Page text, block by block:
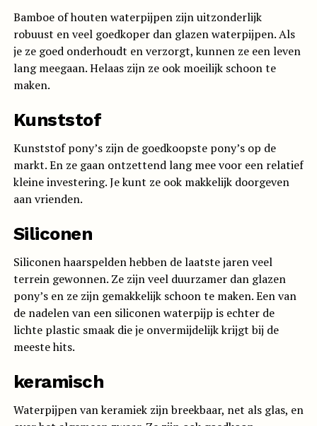
Bamboe of houten waterpijpen zijn uitzonderlijk
robuust en veel goedkoper dan glazen waterpijpen. Als
je ze goed onderhoudt en verzorgt, kunnen ze een leven
lang meegaan. Helaas zijn ze ook moeilijk schoon te
maken.
Kunststof
Kunststof pony’s zijn de goedkoopste pony’s op de
markt. En ze gaan ontzettend lang mee voor een relatief
kleine investering. Je kunt ze ook makkelijk doorgeven
aan vrienden.
Siliconen
Siliconen haarspelden hebben de laatste jaren veel
terrein gewonnen. Ze zijn veel duurzamer dan glazen
pony’s en ze zijn gemakkelijk schoon te maken. Een van
de nadelen van een siliconen waterpijp is echter de
lichte plastic smaak die je onvermijdelijk krijgt bij de
meeste hits.
keramisch
Waterpijpen van keramiek zijn breekbaar, net als glas, en